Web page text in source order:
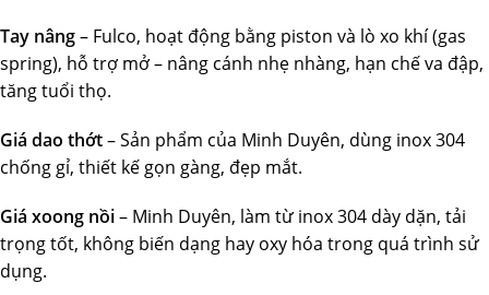
Tay nâng– Fulco, hoạt động bằng piston và lò xo khí (gas
spring), hỗ trợ mở – nâng cánh nhẹ nhàng, hạn chế va đập,
tăng tuổi thọ.
Giá dao thớt– Sản phẩm của Minh Duyên, dùng inox 304
chống gỉ, thiết kế gọn gàng, đẹp mắt.
Giá xoong nồi– Minh Duyên, làm từ inox 304 dày dặn, tải
trọng tốt, không biến dạng hay oxy hóa trong quá trình sử
dụng.